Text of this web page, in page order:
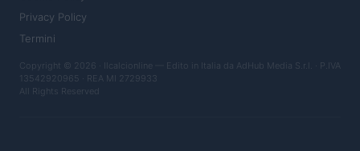
Privacy Policy
Termini
Copyright © 2026 · Ilcalcionline — Edito in Italia da AdHub Media S.r.l. · P.IVA
13542920965 · REA MI 2729933
All Rights Reserved